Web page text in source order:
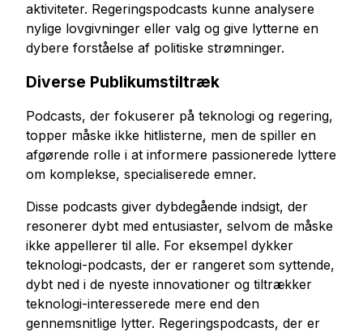
aktiviteter. Regeringspodcasts kunne analysere
nylige lovgivninger eller valg og give lytterne en
dybere forståelse af politiske strømninger.
Diverse Publikumstiltræk
Podcasts, der fokuserer på teknologi og regering,
topper måske ikke hitlisterne, men de spiller en
afgørende rolle i at informere passionerede lyttere
om komplekse, specialiserede emner.
Disse podcasts giver dybdegående indsigt, der
resonerer dybt med entusiaster, selvom de måske
ikke appellerer til alle. For eksempel dykker
teknologi-podcasts, der er rangeret som syttende,
dybt ned i de nyeste innovationer og tiltrækker
teknologi-interesserede mere end den
gennemsnitlige lytter. Regeringspodcasts, der er